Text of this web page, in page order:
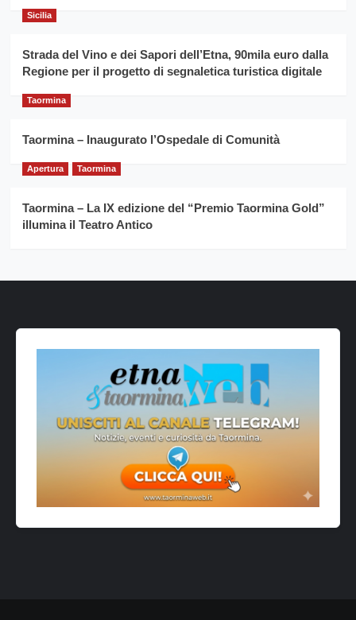
Sicilia
Strada del Vino e dei Sapori dell’Etna, 90mila euro dalla
Regione per il progetto di segnaletica turistica digitale
Taormina
Taormina – Inaugurato l’Ospedale di Comunità
Apertura Taormina
Taormina – La IX edizione del “Premio Taormina Gold”
illumina il Teatro Antico